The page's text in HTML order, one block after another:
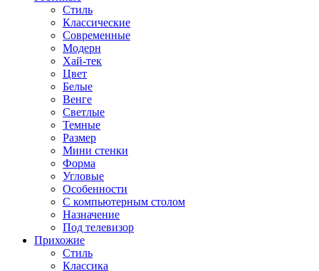
Стиль
Классические
Современные
Модерн
Хай-тек
Цвет
Белые
Венге
Светлые
Темные
Размер
Мини стенки
Форма
Угловые
Особенности
С компьютерным столом
Назначение
Под телевизор
Прихожие
Стиль
Классика